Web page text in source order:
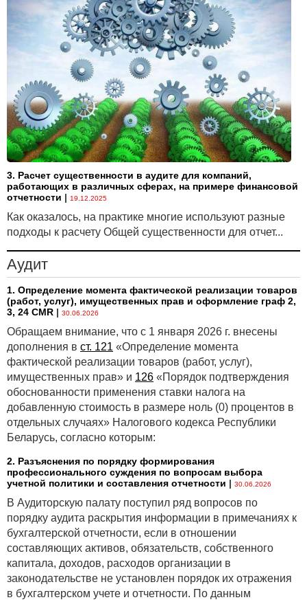
КОНФЛИКТ МЕЖДУ СТАНДАРТАМИ
БУХГАЛТЕРСКОГО УЧЕТА И АУДИТА
НАИЛУЧШАЯ ПРАКТИКА
...
С текстом Рекомендаций на английском языке вы можете
ознакомиться на
сайте Международной аудиторской компании
Grant Thornton
International Ltd.
Подробнее читайте в статье.
3. Расчет существенности в аудите для компаний,
работающих в различных сферах, на примере финансовой
отчетности | 19.12.2025
Как оказалось, на практике многие используют разные
подходы к расчету Общей существенности для отчет...
Аудит
1. Определение момента фактической реализации товаров
(работ, услуг), имущественных прав и оформление граф 2,
3, 24 CMR | 30.06.2026
Обращаем внимание, что с 1 января 2026 г. внесены
дополнения в ст. 121 «Определение момента
фактической реализации товаров (работ, услуг),
имущественных прав» и 126 «Порядок подтверждения
обоснованности применения ставки налога на
добавленную стоимость в размере ноль (0) процентов в
отдельных случаях» Налогового кодекса Республики
Беларусь, согласно которым:
2. Разъяснения по порядку формирования
профессионального суждения по вопросам выбора
учетной политики и составления отчетности | 30.06.2026
В Аудиторскую палату поступил ряд вопросов по
порядку аудита раскрытия информации в примечаниях к
бухгалтерской отчетности, если в отношении
составляющих активов, обязательств, собственного
капитала, доходов, расходов организации в
законодательстве не установлен порядок их отражения
в бухгалтерском учете и отчетности. По данным